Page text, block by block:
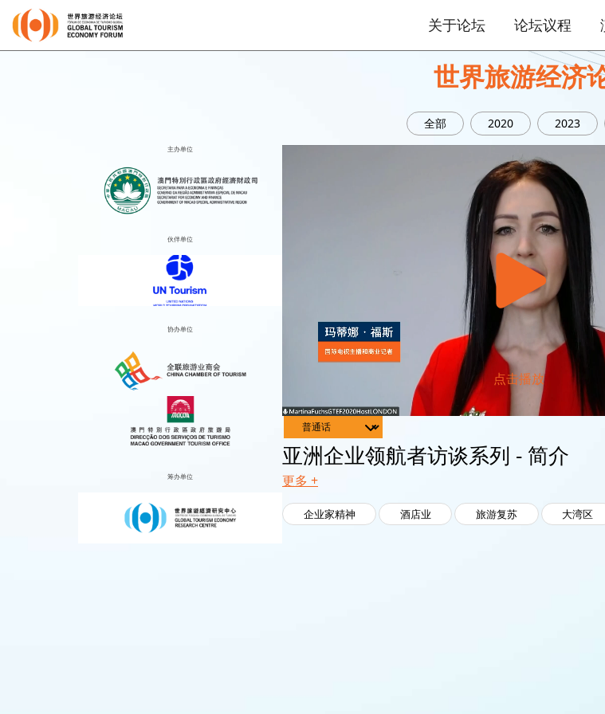
关于论坛 论坛议程
世界旅游经济
全部 2020 2023
主办单位
伙伴单位
协办单位
筹办单位
Channels
亚洲企业领航者访谈系列 - 简介
更多 +
企业家精神 酒店业 旅游复苏 大湾区